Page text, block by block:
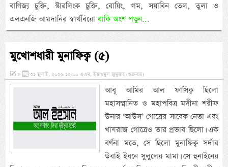
বাণিজ্য চুক্তি, স্টারলিংক চুক্তি, বোয়িং, গম, সয়াবিন তেল, তুলা ও
এলএনজি আমদানির স্বার্থবিরোবাকি অংশ পড়ুন...
মুখোশধারী মুনাফিক্ব (৫)
» ৩১ জুলাই, ২০২৬ ১২:০০ এএম, ইয়াওমুল জুমুয়াহ (শুক্রবার)
আবূ আমির আল ফাসিক্ব ছিলো
মহাসম্মানিত ও মহাপবিত্র মদীনা শরীফ
উনার ‘আউস’ গোত্রের সাবেক নেতা এবং
খাযরাজ গোত্রেও তার প্রভাব ছিলো। এক
বর্ণনা মতে, সে ছিলো মুনাফিক্ব সর্দার
উবাই ইবনে সুলুলের মামা। সে হুনাইনের